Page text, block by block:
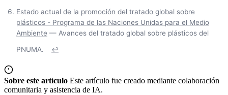
Estado actual de la promoción del tratado global sobre
plásticos - Programa de las Naciones Unidas para el Medio
Ambiente — Avances del tratado global sobre plásticos del
PNUMA.
↩
Sobre este artículo Este artículo fue creado mediante colaboración
comunitaria y asistencia de IA.